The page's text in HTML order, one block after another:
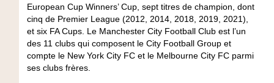
European Cup Winners’ Cup, sept titres de champion, dont
cinq de Premier League (2012, 2014, 2018, 2019, 2021),
et six FA Cups. Le Manchester City Football Club est l’un
des 11 clubs qui composent le City Football Group et
compte le New York City FC et le Melbourne City FC parmi
ses clubs frères.